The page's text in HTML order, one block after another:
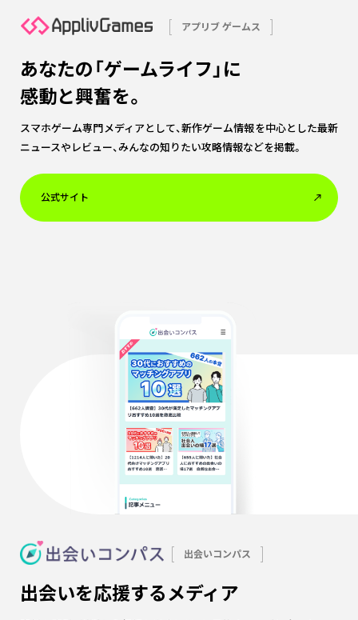
アプリブ ゲームス
あなたの「ゲームライフ」に
感動と興奮を。
スマホゲーム専門メディアとして、新作ゲーム情報を中心とした最新
ニュースやレビュー、みんなの知りたい攻略情報などを掲載。
公式サイト
出会いコンパス
出会いを応援するメディア